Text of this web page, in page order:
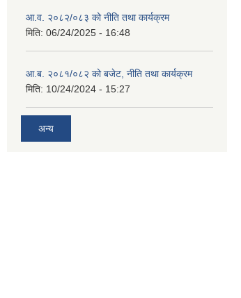
आ.व. २०८२/०८३ को नीति तथा कार्यक्रम
मिति: 06/24/2025 - 16:48
आ.ब. २०८१/०८२ को बजेट, नीति तथा कार्यक्रम
मिति: 10/24/2024 - 15:27
अन्य